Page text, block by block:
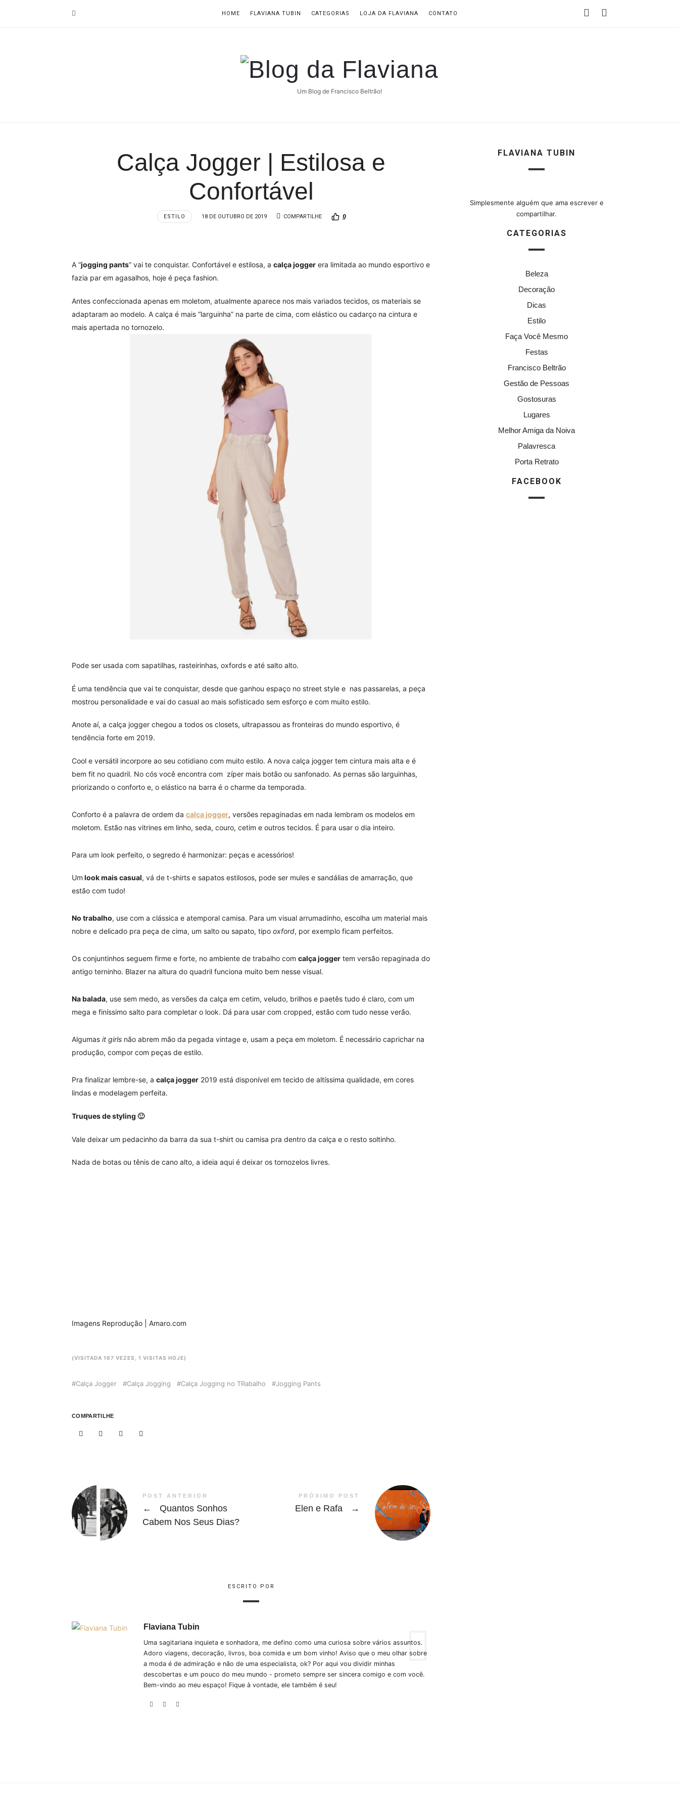
HOME FLAVIANA TUBIN CATEGORIAS LOJA DA FLAVIANA CONTATO
Blog
Um Blog de Francisco Beltrão!
Calça Jogger | Estilosa e
Confortável
ESTILO 18 DE OUTUBRO DE 2019 COMPARTILHE 0
A “jogging pants” vai te conquistar. Confortável e estilosa, a calça jogger era limitada ao mundo esportivo e
fazia par em agasalhos, hoje é peça fashion.
Antes confeccionada apenas em moletom, atualmente aparece nos mais variados tecidos, os materiais se
adaptaram ao modelo. A calça é mais “larguinha” na parte de cima, com elástico ou cadarço na cintura e
mais apertada no tornozelo.
Pode ser usada com sapatilhas, rasteirinhas, oxfords e até salto alto.
É uma tendência que vai te conquistar, desde que ganhou espaço no street style e nas passarelas, a peça
mostrou personalidade e vai do casual ao mais sofisticado sem esforço e com muito estilo.
Anote aí, a calça jogger chegou a todos os closets, ultrapassou as fronteiras do mundo esportivo, é
tendência forte em 2019.
Cool e versátil incorpore ao seu cotidiano com muito estilo. A nova calça jogger tem cintura mais alta e é
bem fit no quadril. No cós você encontra com zíper mais botão ou sanfonado. As pernas são larguinhas,
priorizando o conforto e, o elástico na barra é o charme da temporada.
Conforto é a palavra de ordem da calça jogger, versões repaginadas em nada lembram os modelos em
moletom. Estão nas vitrines em linho, seda, couro, cetim e outros tecidos. É para usar o dia inteiro.
Para um look perfeito, o segredo é harmonizar: peças e acessórios!
Um look mais casual, vá de t-shirts e sapatos estilosos, pode ser mules e sandálias de amarração, que
estão com tudo!
No trabalho, use com a clássica e atemporal camisa. Para um visual arrumadinho, escolha um material mais
nobre e delicado pra peça de cima, um salto ou sapato, tipo oxford, por exemplo ficam perfeitos.
Os conjuntinhos seguem firme e forte, no ambiente de trabalho com calça jogger tem versão repaginada do
antigo terninho. Blazer na altura do quadril funciona muito bem nesse visual.
Na balada, use sem medo, as versões da calça em cetim, veludo, brilhos e paetês tudo é claro, com um
mega e finíssimo salto para completar o look. Dá para usar com cropped, estão com tudo nesse verão.
Algumas it girls não abrem mão da pegada vintage e, usam a peça em moletom. É necessário caprichar na
produção, compor com peças de estilo.
Pra finalizar lembre-se, a calça jogger 2019 está disponível em tecido de altíssima qualidade, em cores
lindas e modelagem perfeita.
Truques de styling 🙂
Vale deixar um pedacinho da barra da sua t-shirt ou camisa pra dentro da calça e o resto soltinho.
Nada de botas ou tênis de cano alto, a ideia aqui é deixar os tornozelos livres.
Imagens Reprodução | Amaro.com
(VISITADA 167 VEZES, 1 VISITAS HOJE)
Calça Jogger Calça Jogging Calça Jogging no TRabalho Jogging Pants
COMPARTILHE
POST ANTERIOR
←
Quantos Sonhos
Cabem Nos Seus Dias?
PRÓXIMO POST
Elen e Rafa →
ESCRITO POR
Flaviana Tubin
Uma sagitariana inquieta e sonhadora, me defino como uma curiosa sobre vários assuntos.
Adoro viagens, decoração, livros, boa comida e um bom vinho! Aviso que o meu olhar sobre
a moda é de admiração e não de uma especialista, ok? Por aqui vou dividir minhas
descobertas e um pouco do meu mundo - prometo sempre ser sincera comigo e com você.
Bem-vindo ao meu espaço! Fique à vontade, ele também é seu!
FLAVIANA TUBIN
Simplesmente alguém que ama escrever e
compartilhar.
CATEGORIAS
Beleza
Decoração
Dicas
Estilo
Faça Você Mesmo
Festas
Francisco Beltrão
Gestão de Pessoas
Gostosuras
Lugares
Melhor Amiga da Noiva
Palavresca
Porta Retrato
FACEBOOK